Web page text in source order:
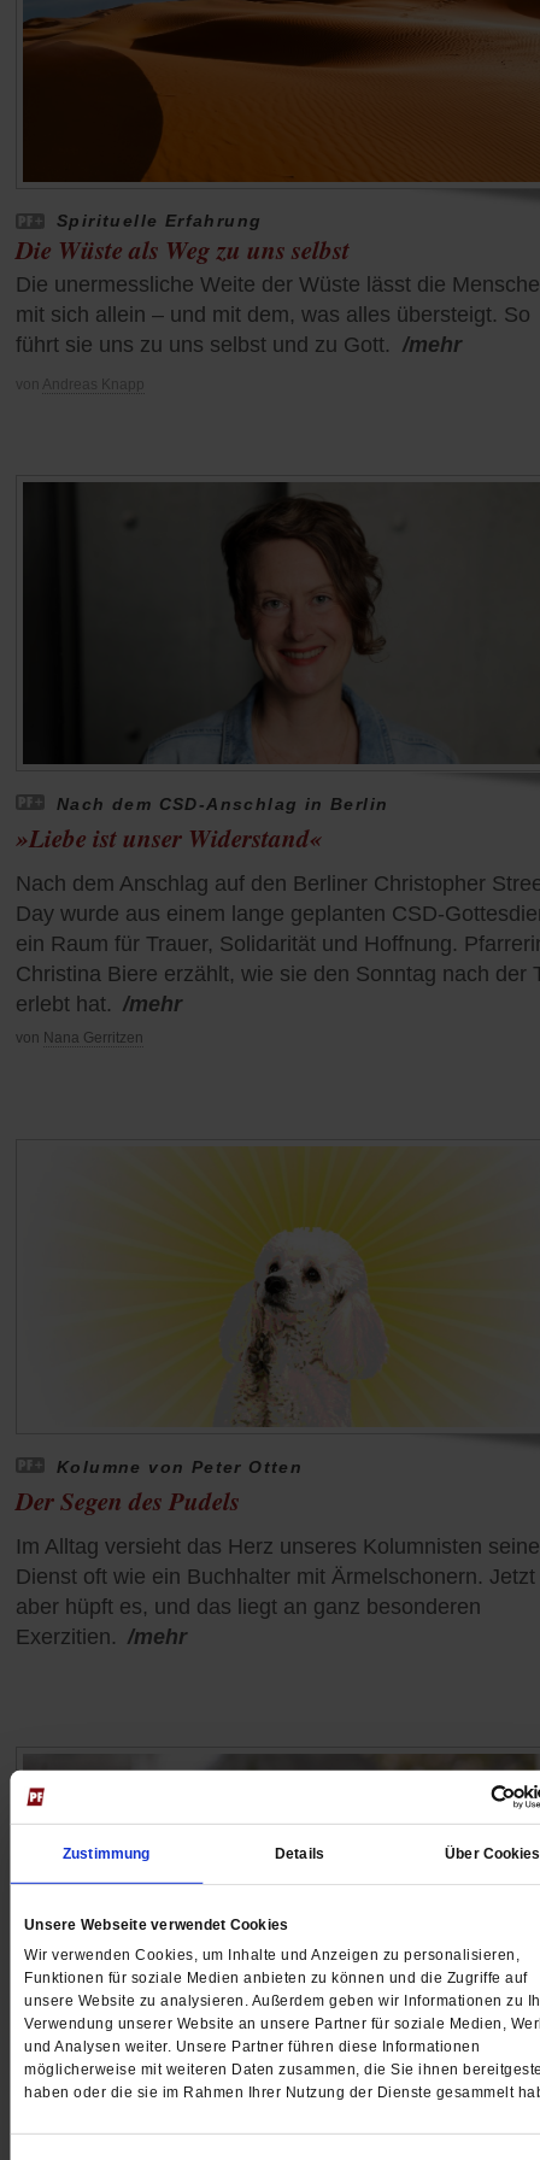
Zustimmung Details Über Cookies
Unsere Webseite verwendet Cookies
Wir verwenden Cookies, um Inhalte und Anzeigen zu personalisieren,
Funktionen für soziale Medien anbieten zu können und die Zugriffe auf
unsere Website zu analysieren. Außerdem geben wir Informationen zu
Verwendung unserer Website an unsere Partner für soziale Medien,
und Analysen weiter. Unsere Partner führen diese Informationen
möglicherweise mit weiteren Daten zusammen, die Sie ihnen
haben oder die sie im Rahmen Ihrer Nutzung der Dienste gesammelt
Spirituelle Erfahrung
Die Wüste als Weg zu uns selbst
Die unermessliche Weite der Wüste lässt die
mit sich allein – und mit dem, was alles übersteigt. So
führt sie uns zu uns selbst und zu Gott. /mehr
von Andreas Knapp
Nach dem CSD-Anschlag in Berlin
»Liebe ist unser Widerstand«
Nach dem Anschlag auf den Berliner Christopher
Day wurde aus einem lange geplanten CSD-
ein Raum für Trauer, Solidarität und Hoffnung.
Christina Biere erzählt, wie sie den Sonntag nach der
erlebt hat. /mehr
von Nana Gerritzen
Kolumne von Peter Otten
Der Segen des Pudels
Im Alltag versieht das Herz unseres Kolumnisten
Dienst oft wie ein Buchhalter mit Ärmelschonern. Jetzt
aber hüpft es, und das liegt an ganz besonderen
Exerzitien. /mehr
Meine Geschichte: Jörg Meyrer
»Die Flut ist immer noch Gegenwart«